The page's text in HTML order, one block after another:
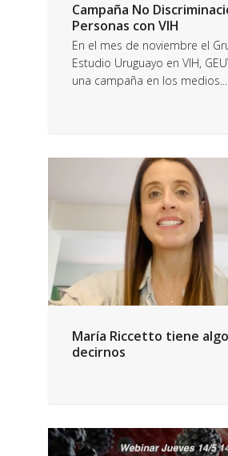
Campaña No
Personas con VIH
En el mes de noviembre el
Estudio Uruguayo en VIH,
una campaña en los medios...
María Riccetto tiene
decirnos